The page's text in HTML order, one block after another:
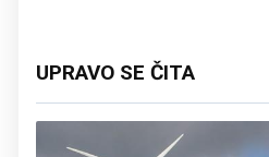
UPRAVO SE ČITA